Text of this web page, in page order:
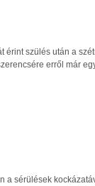
érint szülés után a
erről már
a sérülések